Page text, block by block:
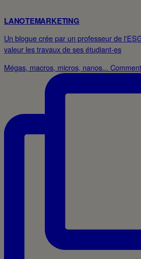
LANOTEMARKETING
Un blogue crée par un professeur de
valeur les travaux de ses étudiant-es
Mégas, macros, micros, nanos...